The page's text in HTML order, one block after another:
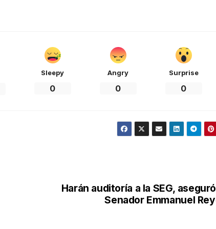
Sleepy
0
Angry
0
Surprise
0
Harán auditoría a la SEG,
Senador Emmanuel